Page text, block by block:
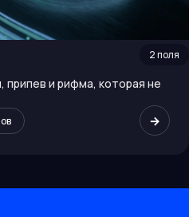
2поля
припев и рифма, которая не
→